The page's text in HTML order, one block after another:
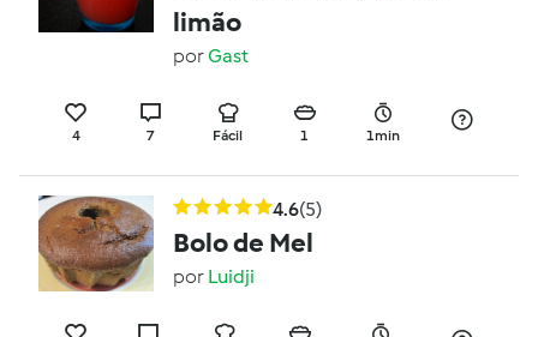
limão
porGast
4 7 Fácil 1 1min
4.6(5)
Bolo de Mel
por Luidji